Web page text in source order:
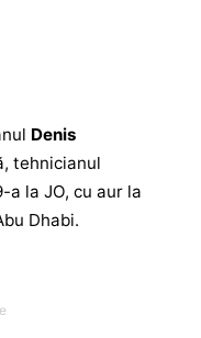
Denis
tehnicianul
la JO, cu aur la
Dhabi.